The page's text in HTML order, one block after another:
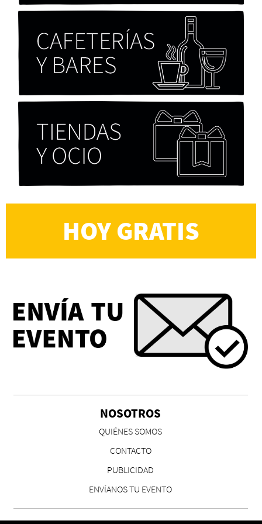
Alberto Fuguet: “La literatura se parece más a
Cocaína Negra de Cristóbal Valenzuela Berríos
Paloma Pulisci
Paloma Pulisci
HOY GRATIS
NOSOTROS
QUIÉNES SOMOS
CONTACTO
PUBLICIDAD
ENVÍANOS TU EVENTO